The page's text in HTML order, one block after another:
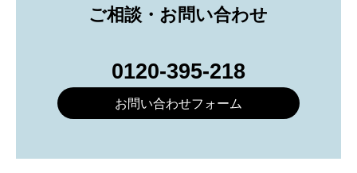
ご相談・お問い合わせ
0120-395-218
お問い合わせフォーム